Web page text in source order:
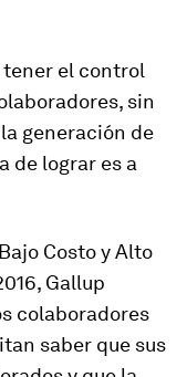
tener el control
sin
generación de
de lograr es a
Costo y Alto
Gallup
colaboradores
saber que sus